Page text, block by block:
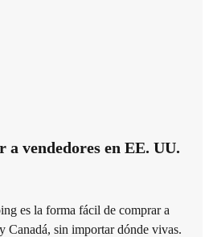
vendedores en EE. UU.
es la forma fácil de comprar a
Canadá, sin importar dónde vivas.